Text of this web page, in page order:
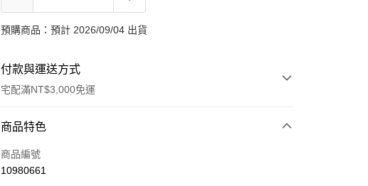
預購商品：預計 2026/09/04 出貨
付款與運送方式
宅配滿NT$3,000免運
付款方式
信用卡一次付款
商品特色
商品編號
10980661